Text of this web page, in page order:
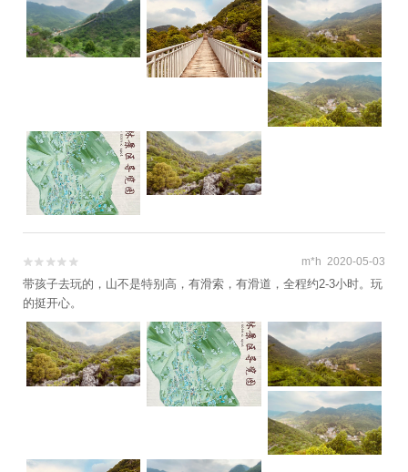

 m*h 2020-05-03
带孩子去玩的，山不是特别高，有滑索，有滑道，全程约2-3小时。玩
的挺开心。